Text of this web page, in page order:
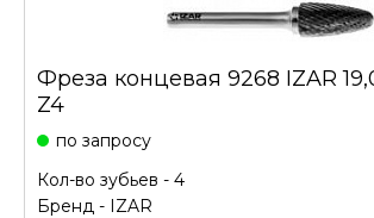
Фреза концевая 9268 IZAR
Z4
по запросу
Кол-во зубьев - 4
Бренд - IZAR